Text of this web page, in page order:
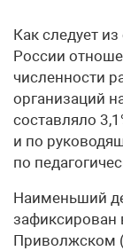
Как следует
России
численности
организаций
составляло
и по
по
Наименьший
зафиксирован
Приволжском